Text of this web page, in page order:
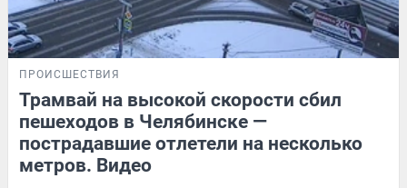
ПРОИСШЕСТВИЯ
Трамвай на высокой скорости сбил
пешеходов в Челябинске —
пострадавшие отлетели на несколько
метров. Видео